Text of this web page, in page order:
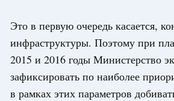
Это в первую очередь касается,
инфраструктуры. Поэтому при
2015 и 2016 годы Министерство
зафиксировать по наиболее
в рамках этих параметров